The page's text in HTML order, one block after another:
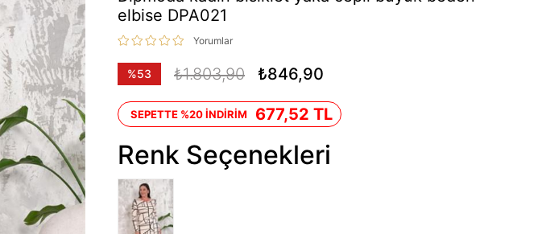
elbise DPA021
Yorumlar
%53
₺1.803,90 ₺846,90
SEPETTE %20 İNDİRİM 677,52 TL
Renk Seçenekleri